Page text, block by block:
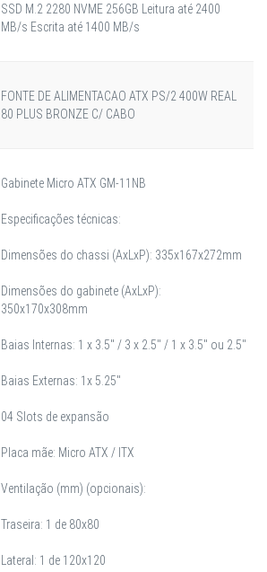
SSD M.2 2280 NVME 256GB Leitura até 2400
MB/s Escrita até 1400 MB/s
FONTE DE ALIMENTACAO ATX PS/2 400W REAL
80 PLUS BRONZE C/ CABO
Gabinete Micro ATX GM-11NB
Especificações técnicas:
Dimensões do chassi (AxLxP): 335x167x272mm
Dimensões do gabinete (AxLxP):
350x170x308mm
Baias Internas: 1 x 3.5" / 3 x 2.5" / 1 x 3.5" ou 2.5"
Baias Externas: 1x 5.25"
04 Slots de expansão
Placa mãe: Micro ATX / ITX
Ventilação (mm) (opcionais):
Traseira: 1 de 80x80
Lateral: 1 de 120x120